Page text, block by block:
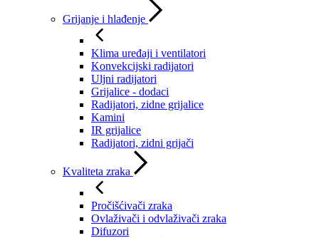
Grijanje i hlađenje
Klima uređaji i ventilatori
Konvekcijski radijatori
Uljni radijatori
Grijalice - dodaci
Radijatori, zidne grijalice
Kamini
IR grijalice
Radijatori, zidni grijači
Kvaliteta zraka
Pročišćivači zraka
Ovlaživači i odvlaživači zraka
Difuzori